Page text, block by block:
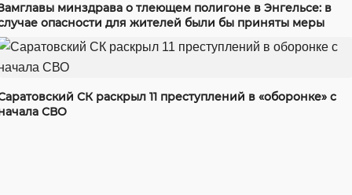
минздрава о тлеющем полигоне в Энгельсе: в
опасности для жителей были бы приняты меры
СК раскрыл 11 преступлений в «оборонке» с
СВО